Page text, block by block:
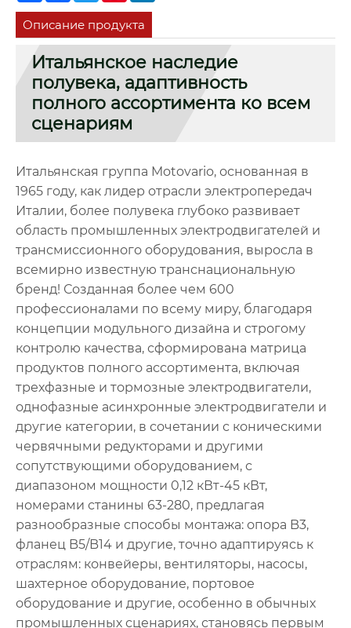
Описание продукта
Итальянское наследие
полувека, адаптивность
полного ассортимента ко всем
сценариям
Итальянская группа Motovario, основанная в
1965 году, как лидер отрасли электропередач
Италии, более полувека глубоко развивает
область промышленных электродвигателей и
трансмиссионного оборудования, выросла в
всемирно известную транснациональную
бренд! Созданная более чем 600
профессионалами по всему миру, благодаря
концепции модульного дизайна и строгому
контролю качества, сформирована матрица
продуктов полного ассортимента, включая
трехфазные и тормозные электродвигатели,
однофазные асинхронные электродвигатели и
другие категории, в сочетании с коническими
червячными редукторами и другими
сопутствующими оборудованием, с
диапазоном мощности 0,12 кВт-45 кВт,
номерами станины 63-280, предлагая
разнообразные способы монтажа: опора B3,
фланец B5/B14 и другие, точно адаптируясь к
отраслям: конвейеры, вентиляторы, насосы,
шахтерное оборудование, портовое
оборудование и другие, особенно в обычных
промышленных сценариях, становясь первым